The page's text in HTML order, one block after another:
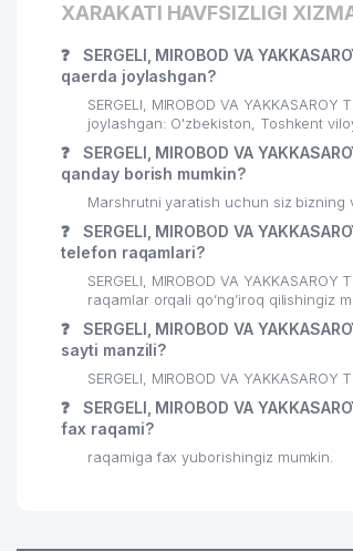
XARAKATI HAVFSIZLIGI
❓
SERGELI, MIROBOD VA
qaerda joylashgan?
SERGELI, MIROBOD VA
joylashgan: O'zbekiston, Toshkent
❓
SERGELI, MIROBOD VA
qanday borish mumkin?
Marshrutni yaratish uchun siz
❓
SERGELI, MIROBOD VA
telefon raqamlari?
SERGELI, MIROBOD VA
raqamlar orqali qo’ng’iroq qilishingiz
❓
SERGELI, MIROBOD VA
sayti manzili?
SERGELI, MIROBOD VA
❓
SERGELI, MIROBOD VA
fax raqami?
raqamiga fax yuborishingiz mumkin.